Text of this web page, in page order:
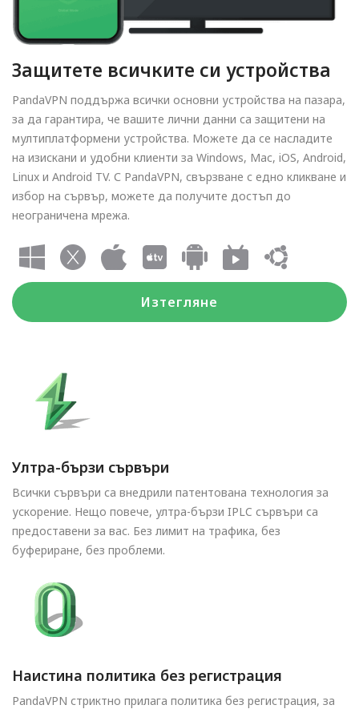
Защитете всичките си устройства
PandaVPN поддържа всички основни устройства на пазара,
за да гарантира, че вашите лични данни са защитени на
мултиплатформени устройства. Можете да се насладите
на изискани и удобни клиенти за Windows, Mac, iOS, Android,
Linux и Android TV. С PandaVPN, свързване с едно кликване и
избор на сървър, можете да получите достъп до
неограничена мрежа.
Изтегляне
Ултра-бързи сървъри
Всички сървъри са внедрили патентована технология за
ускорение. Нещо повече, ултра-бързи IPLC сървъри са
предоставени за вас. Без лимит на трафика, без
буфериране, без проблеми.
Наистина политика без регистрация
PandaVPN стриктно прилага политика без регистрация, за